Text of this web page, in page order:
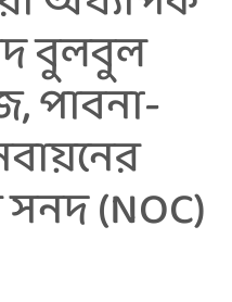
বুলবুল
পাবনা-
(NOC)